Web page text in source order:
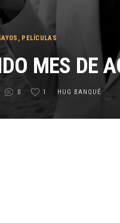
, PELÍCULAS
MES DE
0 1 HUG BANQUÉ